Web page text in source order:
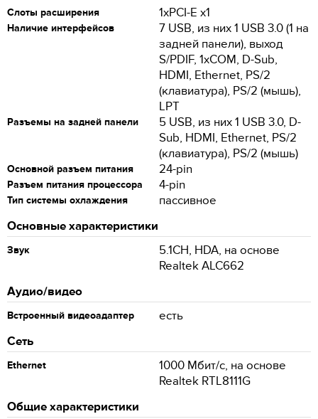
Слоты расширения 1xPCI-E x1
Наличие интерфейсов
7 USB, из них 1 USB 3.0 (1 на
задней панели), выход
S/PDIF, 1xCOM, D-Sub,
HDMI, Ethernet, PS/2
(клавиатура), PS/2 (мышь),
LPT
Разъемы на задней панели
5 USB, из них 1 USB 3.0, D-
Sub, HDMI, Ethernet, PS/2
(клавиатура), PS/2 (мышь)
Основной разъем питания 24-pin
Разъем питания процессора 4-pin
Тип системы охлаждения
пассивное
Основные характеристики
Звук
5.1CH, HDA, на основе
Realtek ALC662
Аудио/видео
Встроенный видеоадаптер
есть
Сеть
Ethernet
1000 Мбит/с, на основе
Realtek RTL8111G
Общие характеристики